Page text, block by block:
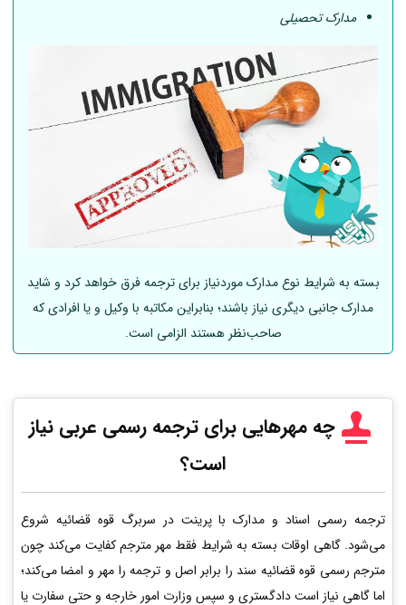
مدارک تحصیلی
بسته به شرایط نوع مدارک موردنیاز برای ترجمه فرق خواهد کرد و شاید
مدارک جانبی دیگری نیاز باشند؛ بنابراین مکاتبه با وکیل و یا افرادی که
صاحب‌نظر هستند الزامی است.
چه مهرهایی برای ترجمه رسمی عربی نیاز
است؟
ترجمه رسمی اسناد و مدارک با پرینت در سربرگ قوه قضائیه شروع
می‌شود. گاهی اوقات بسته به شرایط فقط مهر مترجم کفایت می‌کند چون
مترجم رسمی قوه قضائیه سند را برابر اصل و ترجمه را مهر و امضا می‌کند؛
اما گاهی نیاز است دادگستری و سپس وزارت امور خارجه و حتی سفارت یا